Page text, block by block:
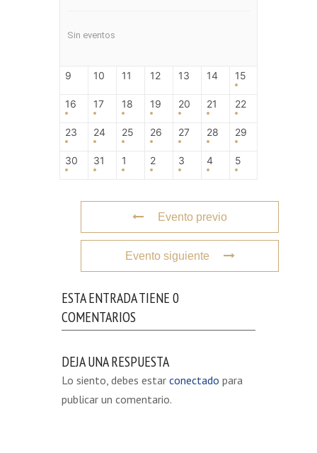
Sin eventos
9 10 11 12 13 14 15
16 17 18 19 20 21 22
23 24 25 26 27 28 29
30 31 1 2 3 4 5
Evento previo
Evento siguiente
ESTA ENTRADA TIENE 0
COMENTARIOS
DEJA UNA RESPUESTA
Lo siento, debes estar conectado para
publicar un comentario.